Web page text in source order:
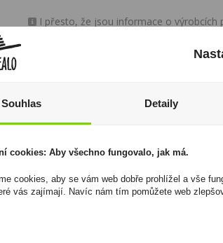
I přesto, že jsou informace o
odpovědnost za jakékoliv nesprávné
zákona. Tyto informace jsou podávány
kopírovány bez předchozího souhlasu
Souhlas Detaily
cookies: Aby všechno fungovalo, jak má.
cookies, aby se vám web dobře prohlížel a vše
vás zajímají. Navíc nám tím pomůžete web